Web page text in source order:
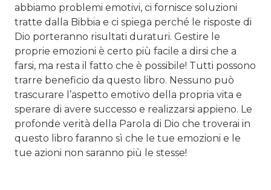
abbiamo problemi emotivi, ci fornisce soluzioni
tratte dalla Bibbia e ci spiega perché le risposte di
Dio porteranno risultati duraturi. Gestire le
proprie emozioni è certo più facile a dirsi che a
farsi, ma resta il fatto che è possibile! Tutti possono
trarre beneficio da questo libro. Nessuno può
trascurare l’aspetto emotivo della propria vita e
sperare di avere successo e realizzarsi appieno. Le
profonde verità della Parola di Dio che troverai in
questo libro faranno sì che le tue emozioni e le
tue azioni non saranno più le stesse!